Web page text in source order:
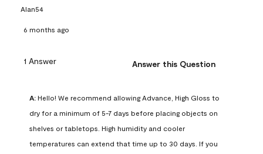
Alan54
6 months ago
1 Answer Answer this Question
A: Hello! We recommend allowing Advance, High Gloss to
dry for a minimum of 5-7 days before placing objects on
shelves or tabletops. High humidity and cooler
temperatures can extend that time up to 30 days. If you